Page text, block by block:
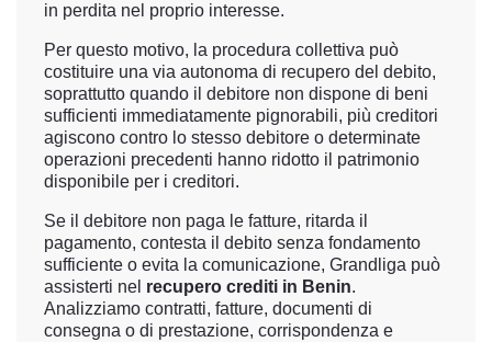
in perdita nel proprio interesse.
Per questo motivo, la procedura collettiva può
costituire una via autonoma di recupero del debito,
soprattutto quando il debitore non dispone di beni
sufficienti immediatamente pignorabili, più creditori
agiscono contro lo stesso debitore o determinate
operazioni precedenti hanno ridotto il patrimonio
disponibile per i creditori.
Se il debitore non paga le fatture, ritarda il
pagamento, contesta il debito senza fondamento
sufficiente o evita la comunicazione, Grandliga può
assisterti nel recupero crediti in Benin.
Analizziamo contratti, fatture, documenti di
consegna o di prestazione, corrispondenza e